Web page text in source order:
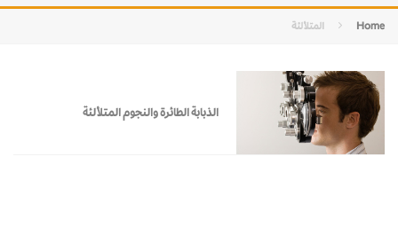
Home المتلألئة
الذبابة الطائرة والنجوم المتلألئة